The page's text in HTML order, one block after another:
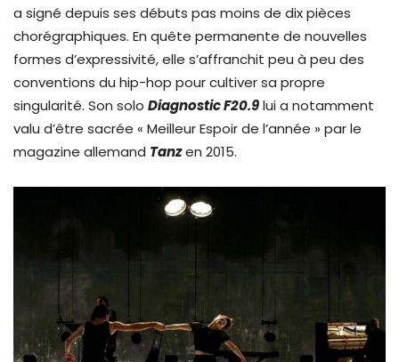
a signé depuis ses débuts pas moins de dix pièces
chorégraphiques. En quête permanente de nouvelles
formes d’expressivité, elle s’affranchit peu à peu des
conventions du hip-hop pour cultiver sa propre
singularité. Son solo Diagnostic F20.9lui a notamment
valu d’être sacrée « Meilleur Espoir de l’année » par le
magazine allemand Tanzen 2015.